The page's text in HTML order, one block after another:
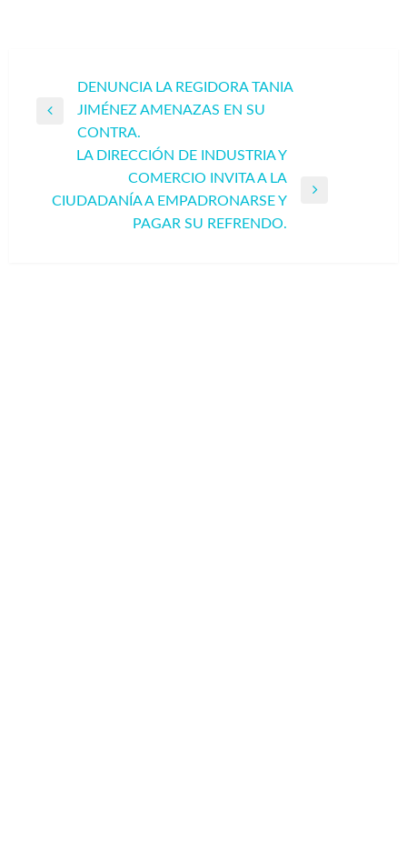
Navegación
de
entradas
DENUNCIA LA REGIDORA TANIA
JIMÉNEZ AMENAZAS EN SU
CONTRA.
Entrada
LA DIRECCIÓN DE INDUSTRIA Y
COMERCIO INVITA A LA
CIUDADANÍA A EMPADRONARSE Y
PAGAR SU REFRENDO.